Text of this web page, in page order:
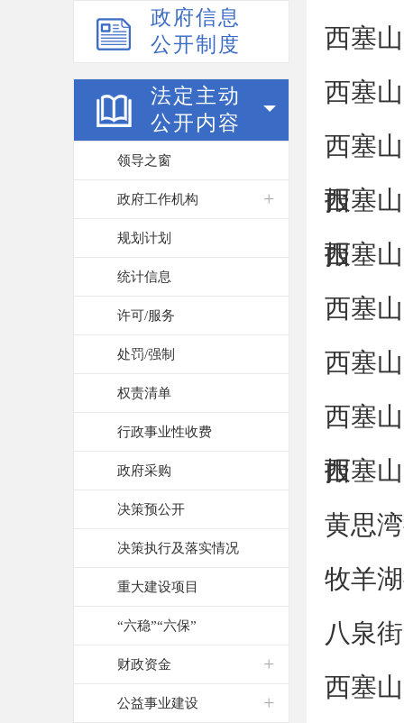
政府信息
公开制度
法定主动
公开内容
领导之窗
政府工作机构
规划计划
统计信息
许可/服务
处罚/强制
权责清单
行政事业性收费
政府采购
决策预公开
决策执行及落实情况
重大建设项目
“六稳”“六保”
财政资金
公益事业建设
西塞
西塞
西塞
报
西塞
报
西塞
西塞
西塞
西塞
报
西塞
黄思
牧羊
八泉
西塞